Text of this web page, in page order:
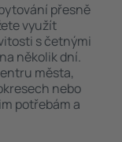
přesně
využít
s četnými
několik dní.
města,
nebo
potřebám a